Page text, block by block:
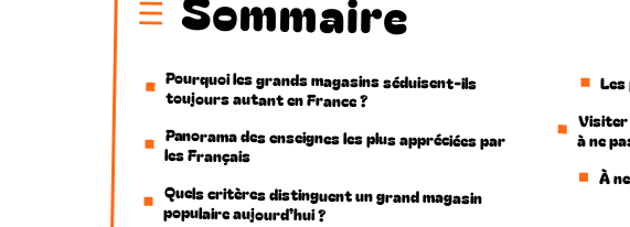
Pourquoi les grands magasins séduisent-ils
toujours autant en France ?
Panorama des enseignes les plus appréciées par
les Français
Quels critères distinguent un grand magasin
populaire aujourd’hui ?
Visiter
à ne
À